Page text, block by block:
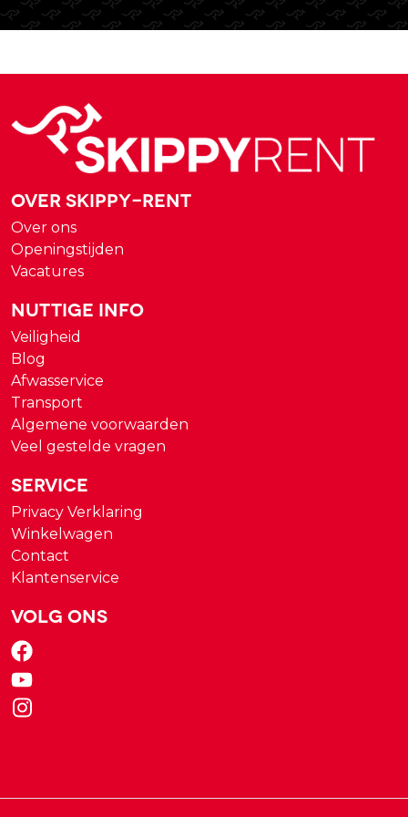
Over Skippy-rent
Over ons
Openingstijden
Vacatures
Nuttige Info
Veiligheid
Blog
Afwasservice
Transport
Algemene voorwaarden
Veel gestelde vragen
Service
Privacy Verklaring
Winkelwagen
Contact
Klantenservice
Volg ons